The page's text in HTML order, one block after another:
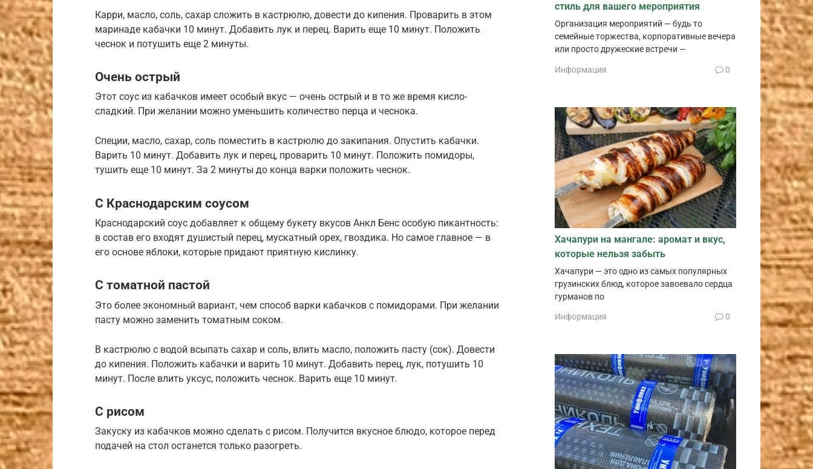
Карри, масло, соль, сахар сложить в кастрюлю, довести до кипения. Проварить в этом
маринаде кабачки 10 минут. Добавить лук и перец. Варить еще 10 минут. Положить
чеснок и потушить еще 2 минуты.
Очень острый
Этот соус из кабачков имеет особый вкус — очень острый и в то же время кисло-
сладкий. При желании можно уменьшить количество перца и чеснока.
Специи, масло, сахар, соль поместить в кастрюлю до закипания. Опустить кабачки.
Варить 10 минут. Добавить лук и перец, проварить 10 минут. Положить помидоры,
тушить еще 10 минут. За 2 минуты до конца варки положить чеснок.
С Краснодарским соусом
Краснодарский соус добавляет к общему букету вкусов Анкл Бенс особую пикантность:
в состав его входят душистый перец, мускатный орех, гвоздика. Но самое главное — в
его основе яблоки, которые придают приятную кислинку.
С томатной пастой
Это более экономный вариант, чем способ варки кабачков с помидорами. При желании
пасту можно заменить томатным соком.
В кастрюлю с водой всыпать сахар и соль, влить масло, положить пасту (сок). Довести
до кипения. Положить кабачки и варить 10 минут. Добавить перец, лук, потушить 10
минут. После влить уксус, положить чеснок. Варить еще 10 минут.
С рисом
Закуску из кабачков можно сделать с рисом. Получится вкусное блюдо, которое перед
подачей на стол останется только разогреть.
стиль для вашего мероприятия
Организация мероприятий — будь то
семейные торжества, корпоративные вечера
или просто дружеские встречи —
Информация 0
Хачапури на мангале: аромат и вкус,
которые нельзя забыть
Хачапури — это одно из самых популярных
грузинских блюд, которое завоевало сердца
гурманов по
Информация 0